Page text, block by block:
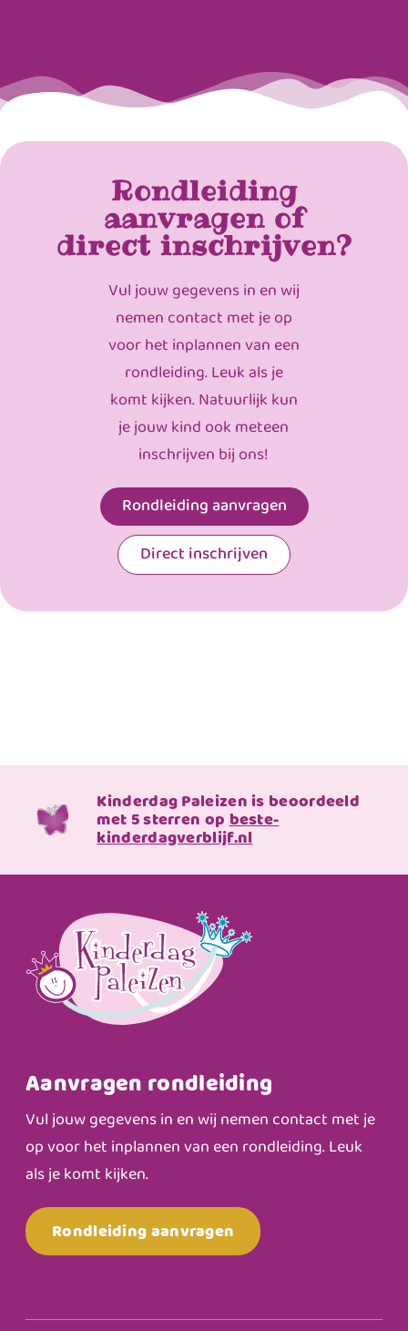
Rondleiding
aanvragen of
direct inschrijven?
Vul jouw gegevens in en wij
nemen contact met je op
voor het inplannen van een
rondleiding. Leuk als je
komt kijken. Natuurlijk kun
je jouw kind ook meteen
inschrijven bij ons!
Rondleiding aanvragen
Direct inschrijven
Kinderdag Paleizen is beoordeeld
met 5 sterren opbeste-
kinderdagverblijf.nl
Aanvragen rondleiding
Vul jouw gegevens in en wij nemen contact met je
op voor het inplannen van een rondleiding. Leuk
als je komt kijken.
Rondleiding aanvragen